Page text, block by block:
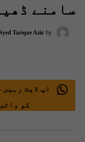
سامنے
by
Tarique Aziz
اپ ڈیٹ رہیں
کو